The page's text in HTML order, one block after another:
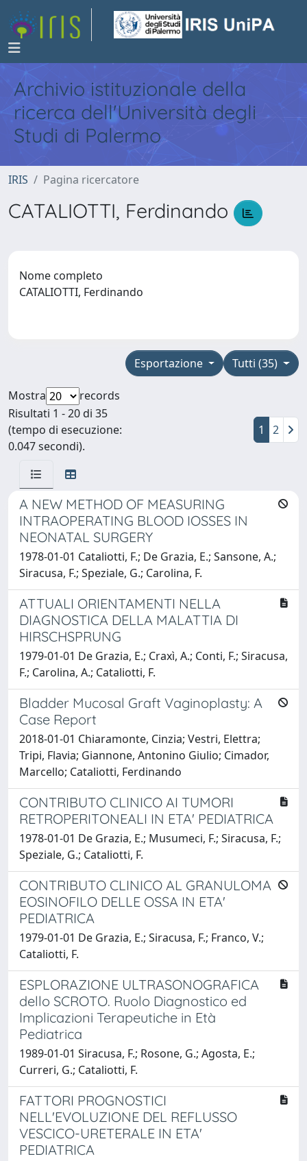
Archivio istituzionale della
ricerca dell'Università degli
Studi di Palermo
IRIS Pagina ricercatore
CATALIOTTI, Ferdinando
Nome completo
CATALIOTTI, Ferdinando
Tutti (35)
Esportazione
Mostra
records
Risultati 1 - 20 di 35
(tempo di esecuzione:
0.047 secondi).
1 2
A NEW METHOD OF MEASURING
INTRAOPERATING BLOOD IOSSES IN
NEONATAL SURGERY
1978-01-01 Cataliotti, F.; De Grazia, E.; Sansone, A.;
Siracusa, F.; Speziale, G.; Carolina, F.
ATTUALI ORIENTAMENTI NELLA
DIAGNOSTICA DELLA MALATTIA DI
HIRSCHSPRUNG
1979-01-01 De Grazia, E.; Craxì, A.; Conti, F.; Siracusa,
F.; Carolina, A.; Cataliotti, F.
Bladder Mucosal Graft Vaginoplasty: A
Case Report
2018-01-01 Chiaramonte, Cinzia; Vestri, Elettra;
Tripi, Flavia; Giannone, Antonino Giulio; Cimador,
Marcello; Cataliotti, Ferdinando
CONTRIBUTO CLINICO AI TUMORI
RETROPERITONEALI IN ETA' PEDIATRICA
1978-01-01 De Grazia, E.; Musumeci, F.; Siracusa, F.;
Speziale, G.; Cataliotti, F.
CONTRIBUTO CLINICO AL GRANULOMA
EOSINOFILO DELLE OSSA IN ETA'
PEDIATRICA
1979-01-01 De Grazia, E.; Siracusa, F.; Franco, V.;
Cataliotti, F.
ESPLORAZIONE ULTRASONOGRAFICA
dello SCROTO. Ruolo Diagnostico ed
Implicazioni Terapeutiche in Età
Pediatrica
1989-01-01 Siracusa, F.; Rosone, G.; Agosta, E.;
Curreri, G.; Cataliotti, F.
FATTORI PROGNOSTICI
NELL'EVOLUZIONE DEL REFLUSSO
VESCICO-URETERALE IN ETA'
PEDIATRICA